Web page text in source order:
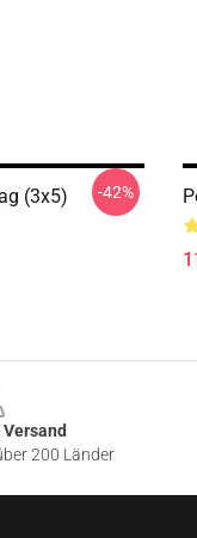
(3x5)
-42%
200 Länder